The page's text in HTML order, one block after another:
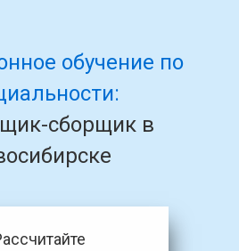
обучение по
сборщик в